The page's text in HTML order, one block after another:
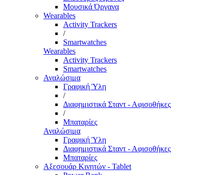
Μουσικά Όργανα
Wearables
Activity Trackers
/
Smartwatches
Wearables
Activity Trackers
Smartwatches
Αναλώσιμα
Γραφική Ύλη
/
Διαφημιστικά Σταντ - Αφισοθήκες
/
Μπαταρίες
Αναλώσιμα
Γραφική Ύλη
Διαφημιστικά Σταντ - Αφισοθήκες
Μπαταρίες
Αξεσουάρ Κινητών - Tablet